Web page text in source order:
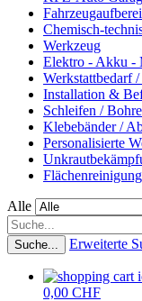
Chemisch-
Werkzeug
Elektro - Akku -
Werkstattbedarf
Installation &
Schleifen /
Klebebänder /
Personalisierte
Alle
Suche... Erweiterte
0,00 CHF